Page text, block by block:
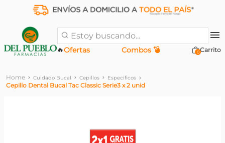
Estoy buscando...
Ofertas
🔥 Combos 💣 0
Cuidado Bucal Cepillos Especificos
Cepillo Dental Bucal Tac Classic Serie3 x 2 unid